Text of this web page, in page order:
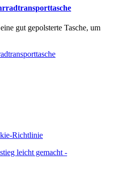
gut gepolsterte Tasche, um
Richtlinie